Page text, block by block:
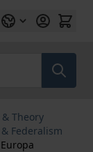
Theory
Federalism